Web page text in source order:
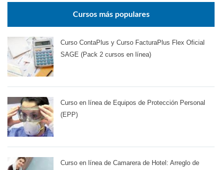
Cursos más populares
Curso ContaPlus y Curso FacturaPlus Flex Oficial
SAGE (Pack 2 cursos en línea)
Curso en línea de Equipos de Protección Personal
(EPP)
Curso en línea de Camarera de Hotel: Arreglo de